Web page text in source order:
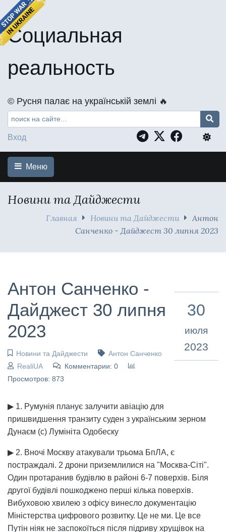
Социальная
реальность
©️ Русня палає на українській землі 🔥
Вход
Меню
Новини та Дайджести
Главная Новини та Дайджести
Антон
Санченко - Дайджест 30 липня 2023
Антон Санченко -
Дайджест 30 липня
2023
Новини та Дайджести
Антон Санченко
RealiUA
Комментарии: 0
Просмотров: 873
30
июля
2023
▶ 1. Румунія планує залучити авіацію для
пришвидшення транзиту суден з українським зерном
Дунаєм (с) Лумініта Одобеску
▶ 2. Вночі Москву атакували трьома БпЛА, є
постраждалі. 2 дрони приземлилися на "Москва-Сіті".
Один протаранив будівлю в районі 6-7 поверхів. Біля
другої будівлі пошкоджено перші кілька поверхів.
Вибуховою хвилею з офісу винесло документацію
Міністерства цифрового розвитку. Це не ми. Це все
Путін ніяк не заспокоїться після підриву хрущівок на